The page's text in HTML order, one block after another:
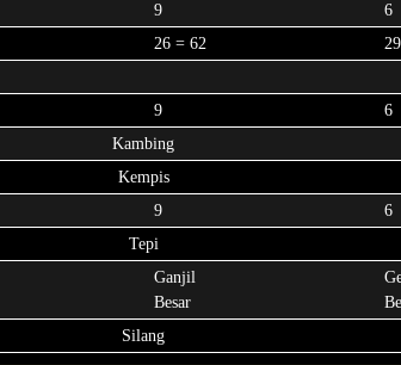
9
6
26 = 62
9
6
Kambing
Kempis
9
6
Tepi
Ganjil
Besar
Silang